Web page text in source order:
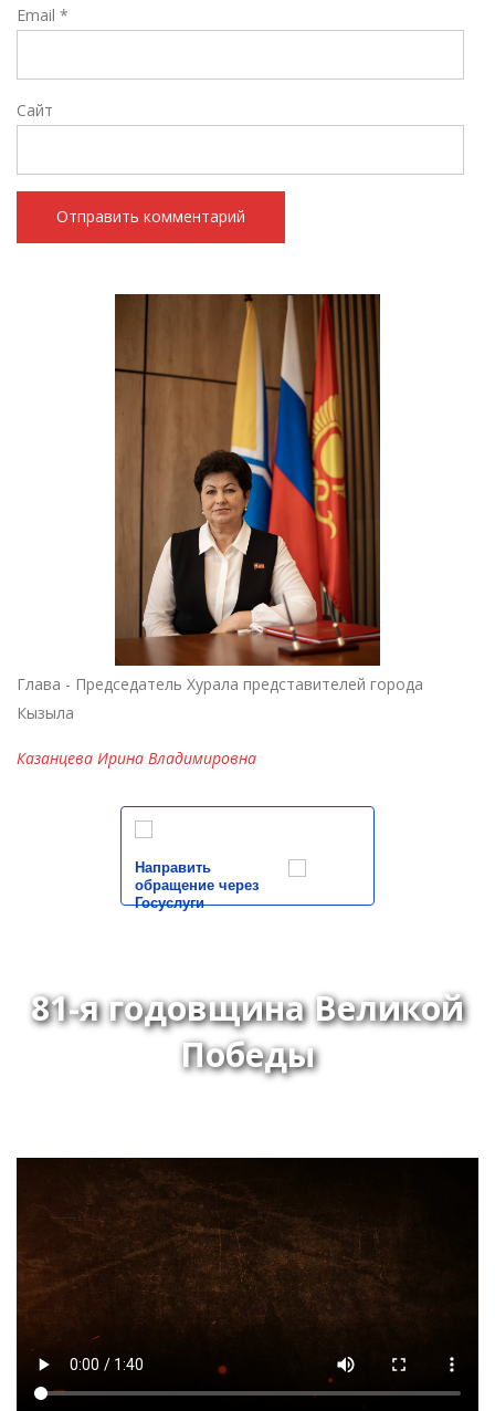
Email *
Сайт
Глава - Председатель Хурала представителей города
Кызыла
Казанцева Ирина Владимировна
Направить
обращение через
Госуслуги
81-я годовщина Великой
Победы